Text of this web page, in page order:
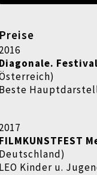
Preise
2016
Diagonale.
Beste
2017
FILMKUNSTFEST
Deutschland)
LEO Kinder u.